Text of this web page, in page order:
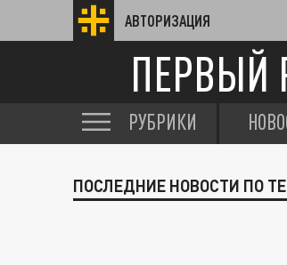
АВТОРИЗАЦИЯ
ПЕРВЫЙ
РУБРИКИ
ПОСЛЕДНИЕ НОВОСТИ ПО